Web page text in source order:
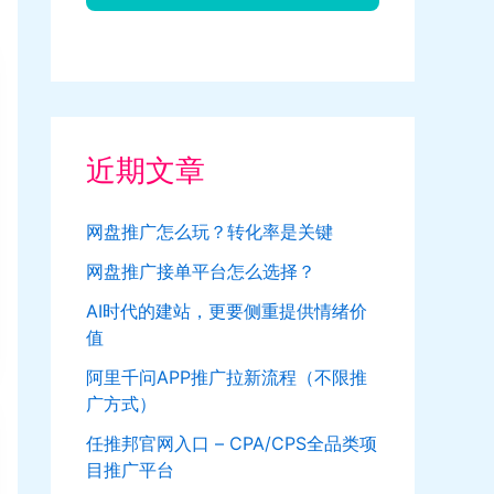
近期文章
网盘推广怎么玩？转化率是关键
网盘推广接单平台怎么选择？
AI时代的建站，更要侧重提供情绪价
值
阿里千问APP推广拉新流程（不限推
广方式）
任推邦官网入口 – CPA/CPS全品类项
目推广平台